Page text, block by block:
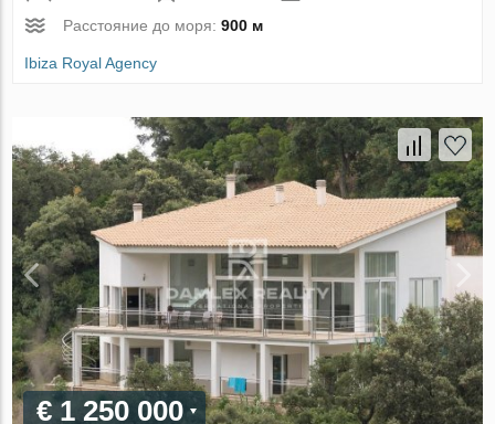
Расстояние до моря:900 м
Ibiza Royal Agency
€ 1 250 000